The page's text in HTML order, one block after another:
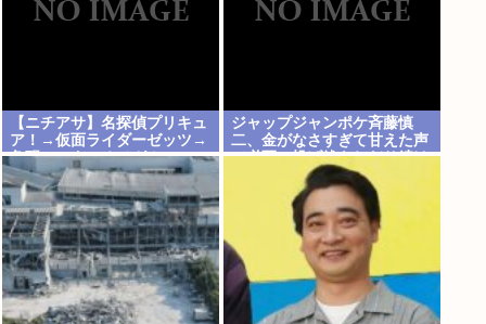
【ニチアサ】名探偵プリキュ
ア！→仮面ライダーゼッツ→
角醒ハンターオメガホーン
ジャップジャンポケ斉藤慎
二、金がなさすぎて甘えた声
で必死に投げ銭をねだり続け